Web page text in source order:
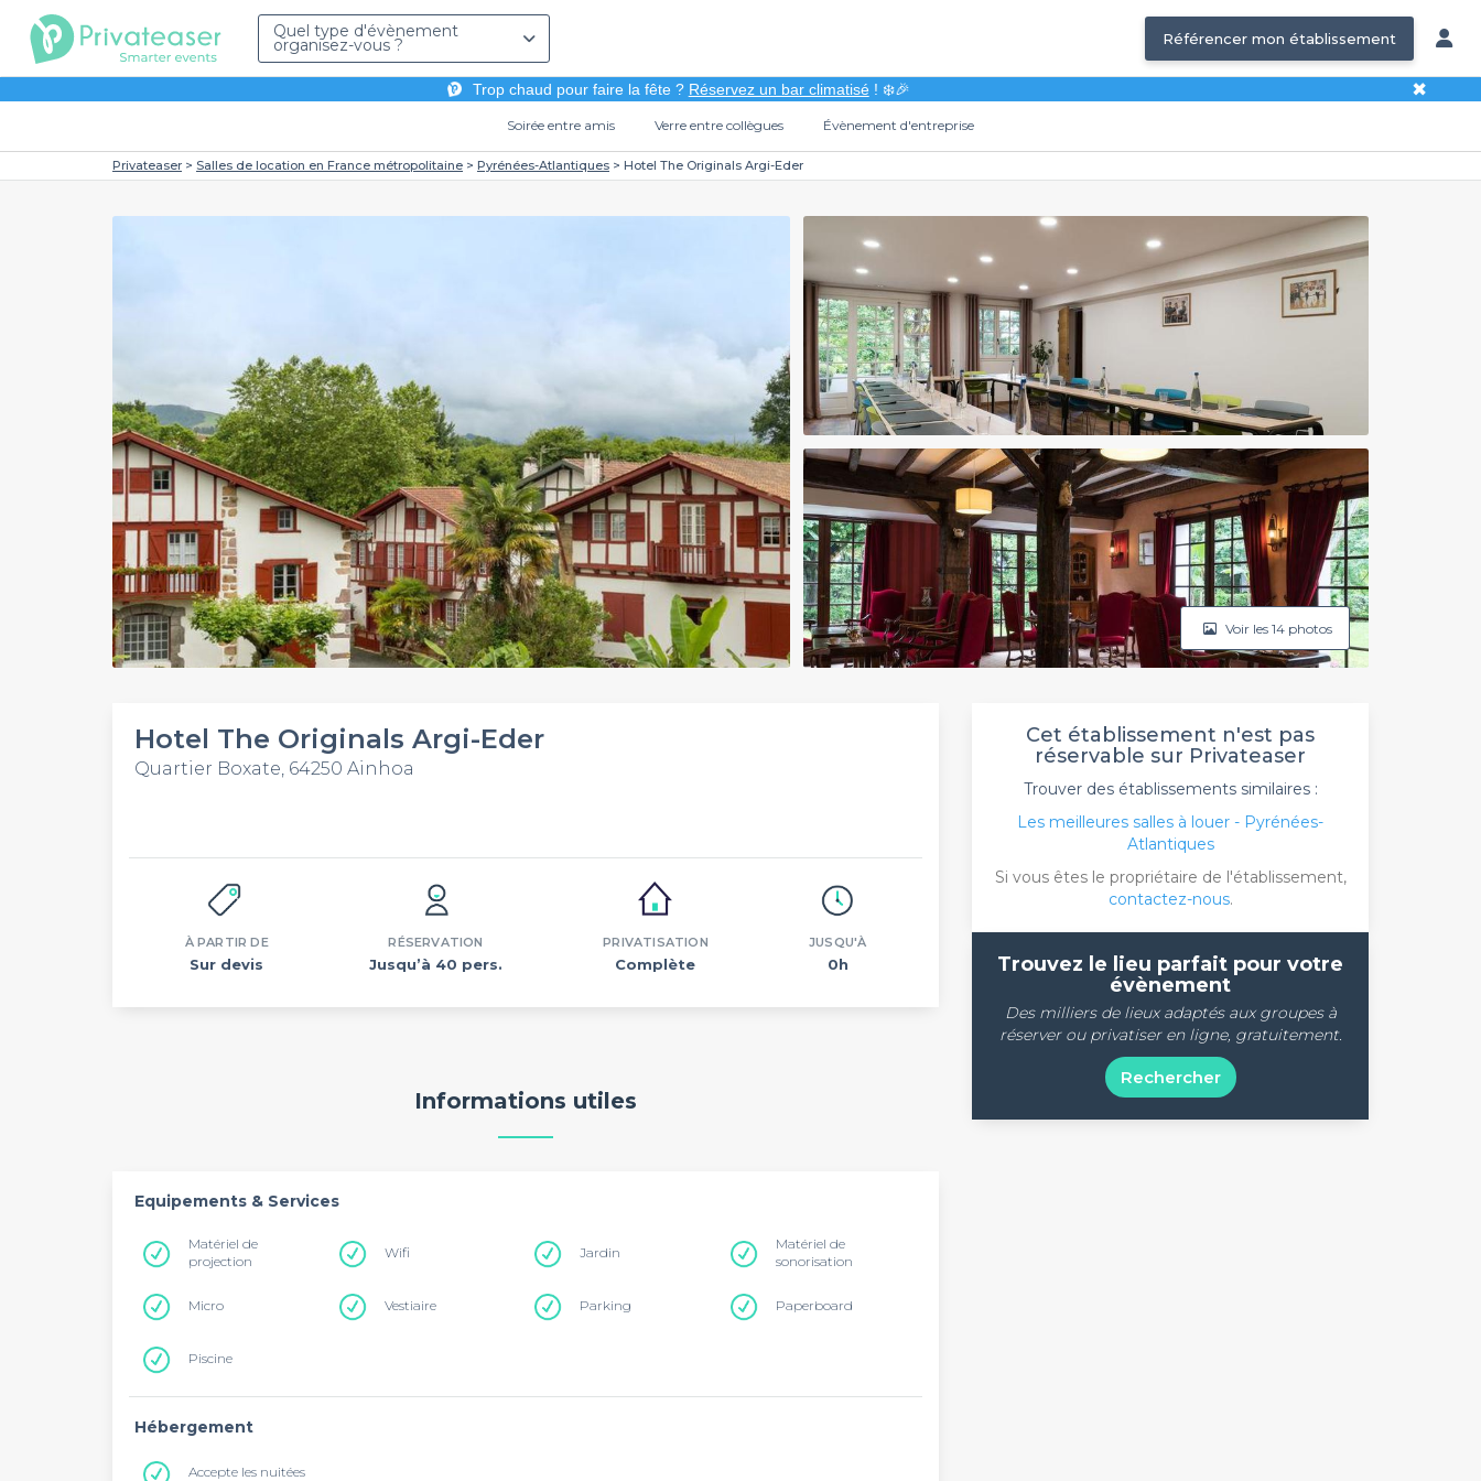
Quel type d'évènement
organisez-vous ? Référencer mon établissement
Trop chaud pour faire la fête ? Réservez un bar climatisé! ❄️🎉 ✖
Soirée entre amis Verre entre collègues Évènement d'entreprise
Privateaser Salles de location en France métropolitaine Pyrénées-Atlantiques Hotel The Originals Argi-Eder
Voir les 14 photos
Hotel The Originals Argi-Eder
Quartier Boxate, 64250 Ainhoa
À PARTIR DE
Sur devis
RÉSERVATION
Jusqu’à 40 pers.
PRIVATISATION
Complète
JUSQU'À
0h
Informations utiles
Equipements & Services
Matériel de
projection
Wifi Jardin
Matériel de
sonorisation
Micro Vestiaire Parking Paperboard
Piscine
Hébergement
Accepte les nuitées
Cet établissement n'est pas
réservable sur Privateaser
Trouver des établissements similaires :
Les meilleures salles à louer - Pyrénées-
Atlantiques
Si vous êtes le propriétaire de l'établissement,
contactez-nous.
Trouvez le lieu parfait pour votre
évènement
Des milliers de lieux adaptés aux groupes à
réserver ou privatiser en ligne, gratuitement.
Rechercher